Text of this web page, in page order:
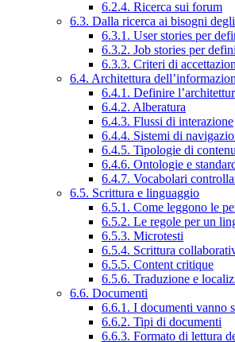
6.2.4. Ricerca sui forum
6.3. Dalla ricerca ai bisogni
6.3.1. User stories per
6.3.2. Job stories per
6.3.3. Criteri di
6.4. Architettura
6.4.1. Definire
6.4.2. Alberatura
6.4.3. Flussi di interazione
6.4.4. Sistemi di
6.4.5. Tipologie di
6.4.6. Ontologie e
6.4.7. Vocabolari
6.5. Scrittura e linguaggio
6.5.1. Come leggono le
6.5.2. Le regole per un
6.5.3. Microtesti
6.5.4. Scrittura
6.5.5. Content critique
6.5.6. Traduzione e
6.6. Documenti
6.6.1. I documenti vanno
6.6.2. Tipi di documenti
6.6.3. Formato di lettura